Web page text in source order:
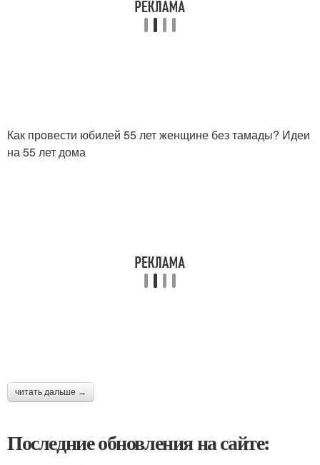
Как провести юбилей 55 лет женщине без тамады? Идеи
на 55 лет дома
читать дальше →
Последние обновления на сайте: